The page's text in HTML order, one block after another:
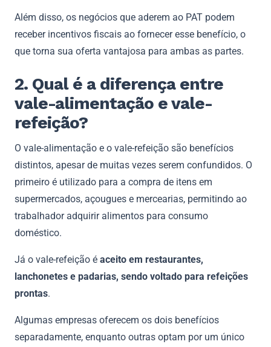
Além disso, os negócios que aderem ao PAT podem
receber incentivos fiscais ao fornecer esse benefício, o
que torna sua oferta vantajosa para ambas as partes.
2. Qual é a diferença entre
vale-alimentação e vale-
refeição?
O vale-alimentação e o vale-refeição são benefícios
distintos, apesar de muitas vezes serem confundidos. O
primeiro é utilizado para a compra de itens em
supermercados, açougues e mercearias, permitindo ao
trabalhador adquirir alimentos para consumo
doméstico.
Já o vale-refeição é aceito em restaurantes,
lanchonetes e padarias, sendo voltado para refeições
prontas.
Algumas empresas oferecem os dois benefícios
separadamente, enquanto outras optam por um único